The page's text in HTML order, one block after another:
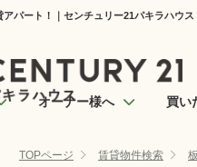
パート！｜センチュリー21パキラハウス
オーナー様へ 買い
TOPページ 賃貸物件検索